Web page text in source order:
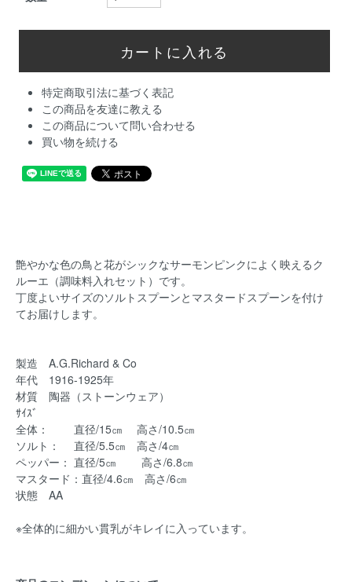
特定商取引法に基づく表記
この商品を友達に教える
この商品について問い合わせる
買い物を続ける
艶やかな色の鳥と花がシックなサーモンピンクによく映えるク
ルーエ（調味料入れセット）です。
丁度よいサイズのソルトスプーンとマスタードスプーンを付け
てお届けします。
製造 A.G.Richard & Co
年代 1916-1925年
材質 陶器（ストーンウェア）
ｻｲｽﾞ
全体： 直径/15㎝ 高さ/10.5㎝
ソルト： 直径/5.5㎝ 高さ/4㎝
ペッパー： 直径/5㎝ 高さ/6.8㎝
マスタード：直径/4.6㎝ 高さ/6㎝
状態 AA
※全体的に細かい貫乳がキレイに入っています。